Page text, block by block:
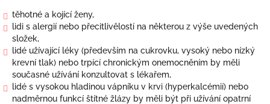
těhotné a kojící ženy,
lidi s alergií nebo přecitlivělostí na některou z výše uvedených
složek,
lidé užívající léky (především na cukrovku, vysoký nebo nízký
krevní tlak) nebo trpící chronickým onemocněním by měli
současné užívání konzultovat s lékařem,
lidé s vysokou hladinou vápníku v krvi (hyperkalcémií) nebo
nadměrnou funkcí štítné žlázy by měli být při užívání opatrní